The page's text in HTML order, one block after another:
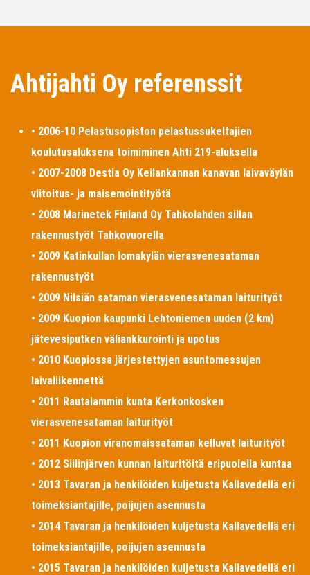
Ahtijahti Oy referenssit
• 2006-10 Pelastusopiston pelastussukeltajien
koulutusaluksena toimiminen Ahti 219-aluksella
• 2007-2008 Destia Oy Keilankannan kanavan laivaväylän
viitoitus- ja maisemointityötä
• 2008 Marinetek Finland Oy Tahkolahden sillan
rakennustyöt Tahkovuorella
• 2009 Katinkullan lomakylän vierasvenesataman
rakennustyöt
• 2009 Nilsiän sataman vierasvenesataman laiturityöt
• 2009 Kuopion kaupunki Lehtoniemen uuden (2 km)
jätevesiputken väliankkurointi ja upotus
• 2010 Kuopiossa järjestettyjen asuntomessujen
laivaliikennettä
• 2011 Rautalammin kunta Kerkonkosken
vierasvenesataman laiturityöt
• 2011 Kuopion viranomaissataman kelluvat laiturityöt
• 2012 Siilinjärven kunnan laituritöitä eripuolella kuntaa
• 2013 Tavaran ja henkilöiden kuljetusta Kallavedellä eri
toimeksiantajille, poijujen asennusta
• 2014 Tavaran ja henkilöiden kuljetusta Kallavedellä eri
toimeksiantajille, poijujen asennusta
• 2015 Tavaran ja henkilöiden kuljetusta Kallavedellä eri